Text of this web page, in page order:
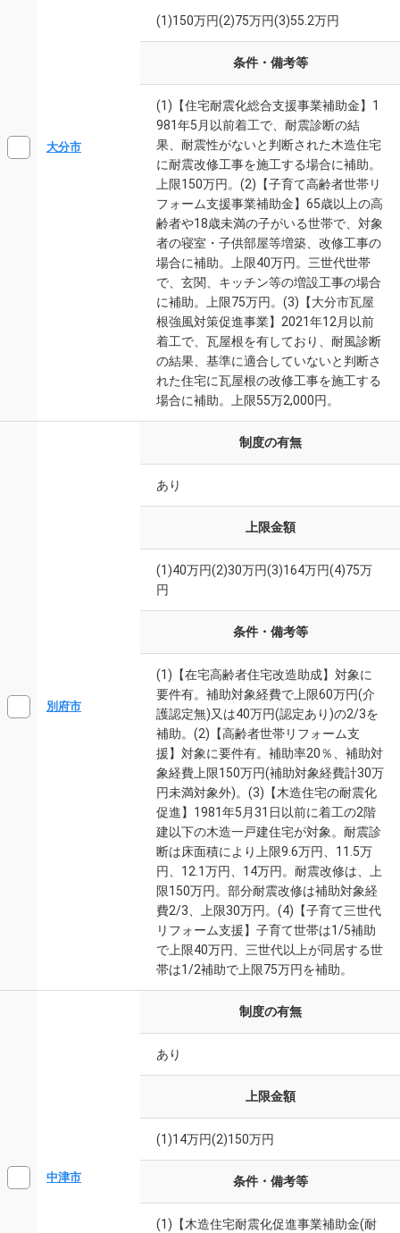
大分市
(1)150万円(2)75万円(3)55.2万円
条件・備考等
(1)【住宅耐震化総合支援事業補助金】1
981年5月以前着工で、耐震診断の結
果、耐震性がないと判断された木造住宅
に耐震改修工事を施工する場合に補助。
上限150万円。(2)【子育て高齢者世帯リ
フォーム支援事業補助金】65歳以上の高
齢者や18歳未満の子がいる世帯で、対象
者の寝室・子供部屋等増築、改修工事の
場合に補助。上限40万円。三世代世帯
で、玄関、キッチン等の増設工事の場合
に補助。上限75万円。(3)【大分市瓦屋
根強風対策促進事業】2021年12月以前
着工で、瓦屋根を有しており、耐風診断
の結果、基準に適合していないと判断さ
れた住宅に瓦屋根の改修工事を施工する
場合に補助。上限55万2,000円。
別府市
制度の有無
あり
上限金額
(1)40万円(2)30万円(3)164万円(4)75万
円
条件・備考等
(1)【在宅高齢者住宅改造助成】対象に
要件有。補助対象経費で上限60万円(介
護認定無)又は40万円(認定あり)の2/3を
補助。(2)【高齢者世帯リフォーム支
援】対象に要件有。補助率20％、補助対
象経費上限150万円(補助対象経費計30万
円未満対象外)。(3)【木造住宅の耐震化
促進】1981年5月31日以前に着工の2階
建以下の木造一戸建住宅が対象。耐震診
断は床面積により上限9.6万円、11.5万
円、12.1万円、14万円。耐震改修は、上
限150万円。部分耐震改修は補助対象経
費2/3、上限30万円。(4)【子育て三世代
リフォーム支援】子育て世帯は1/5補助
で上限40万円、三世代以上が同居する世
帯は1/2補助で上限75万円を補助。
中津市
制度の有無
あり
上限金額
(1)14万円(2)150万円
条件・備考等
(1)【木造住宅耐震化促進事業補助金(耐